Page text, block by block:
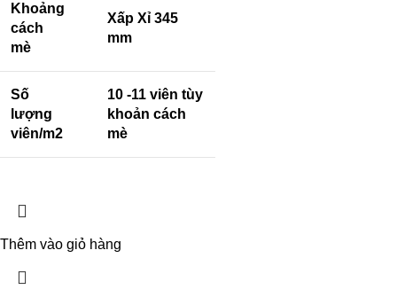
Khoảng
cách
mè
Xấp Xỉ 345
mm
Số
lượng
viên/m2
10 -11 viên tùy
khoản cách
mè
Thêm vào giỏ hàng